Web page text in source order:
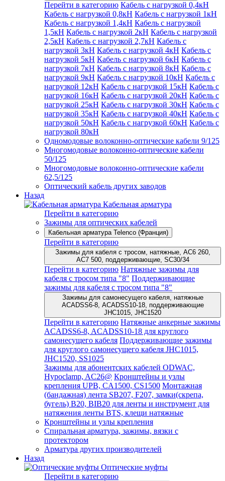
Перейти в категорию Кабель с нагрузкой 0,4кН
Кабель с нагрузкой 0,8кН Кабель с нагрузкой 1кН
Кабель с нагрузкой 1,4кН Кабель с нагрузкой
1,5кН Кабель с нагрузкой 2кН Кабель с нагрузкой
2,5кН Кабель с нагрузкой 2,7кН Кабель с
нагрузкой 3кН Кабель с нагрузкой 4кН Кабель с
нагрузкой 5кН Кабель с нагрузкой 6кН Кабель с
нагрузкой 7кН Кабель с нагрузкой 8кН Кабель с
нагрузкой 9кН Кабель с нагрузкой 10кН Кабель с
нагрузкой 12кН Кабель с нагрузкой 15кН Кабель с
нагрузкой 16кН Кабель с нагрузкой 20кН Кабель с
нагрузкой 25кН Кабель с нагрузкой 30кН Кабель с
нагрузкой 35кН Кабель с нагрузкой 40кН Кабель с
нагрузкой 50кН Кабель с нагрузкой 60кН Кабель с
нагрузкой 80кН
Одномодовые волоконно-оптические кабели 9/125
Многомодовые волоконно-оптические кабели
50/125
Многомодовые волоконно-оптические кабели
62,5/125
Оптический кабель других заводов
Назад
Кабельная арматура
Перейти в категорию
Зажимы для оптических кабелей
Кабельная арматура Telenco (Франция)
Перейти в категорию
Зажимы для кабеля с тросом, натяжные, AC6 260,
AC7 500, поддерживающие, SC30/34
Перейти в категорию Натяжные зажимы для
кабеля с тросом типа "8" Поддерживающие
зажимы для кабеля с тросом типа "8"
Зажимы для самонесущего кабеля, натяжные
ACADSS6-8, ACADSS10-18, поддерживающие
JHC1015, JHC1520
Перейти в категорию Натяжные анкерные зажимы
ACADSS6-8, ACADSS10-18 для круглого
самонесущего кабеля Поддерживающие зажимы
для круглого самонесущего кабеля JHC1015,
JHC1520, SS1025
Зажимы для абонентских кабелей ODWAC,
Hypoclamp, AC26@ Кронштейны и узлы
крепления UPB, CA1500, CS1500 Монтажная
(бандажная) лента SB207, F207, замки(скрепа,
бугель) B20, BIB20 для ленты и инструмент для
натяжения ленты BTS, клещи натяжные
Кронштейны и узлы крепления
Спиральная арматура, зажимы, вязки с
протектором
Арматура других производителей
Назад
Оптические муфты
Перейти в категорию